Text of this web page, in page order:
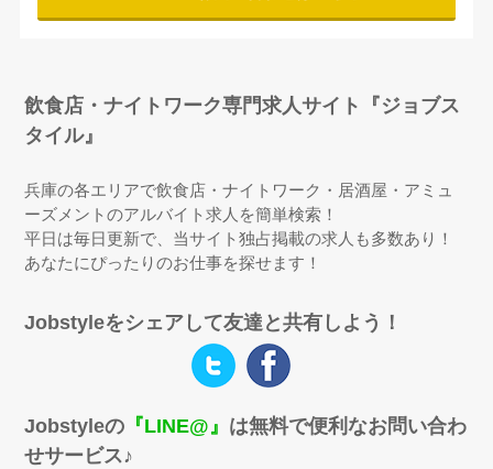
2026.07.10
【ホールスタッフ】福崎町にある『天下一品 福崎店』の求
2026.07.08
【フロアレディ】姫路市にある『Feliz -フェリス-』の求人
2026.07.06
【カウンターレディ】姫路市広畑にある『Sansui-さんす
飲食店・ナイトワーク専門求人サイト『ジョブス
タイル』
兵庫の各エリアで飲食店・ナイトワーク・居酒屋・アミュ
ーズメントのアルバイト求人を簡単検索！
平日は毎日更新で、当サイト独占掲載の求人も多数あり！
あなたにぴったりのお仕事を探せます！
Jobstyleをシェアして友達と共有しよう！
Jobstyleの 『LINE@』 は無料で便利なお問い合わ
せサービス♪